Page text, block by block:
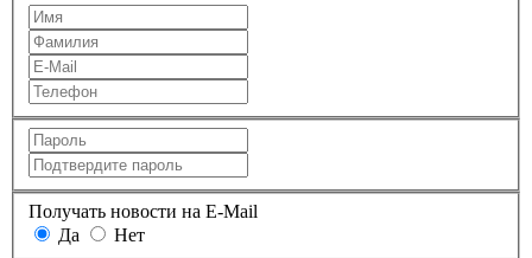
Получать новости на E-Mail
Да
Нет